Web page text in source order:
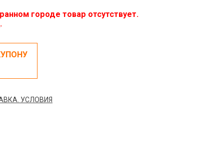
городе товар отсутствует.
.
УСЛОВИЯ